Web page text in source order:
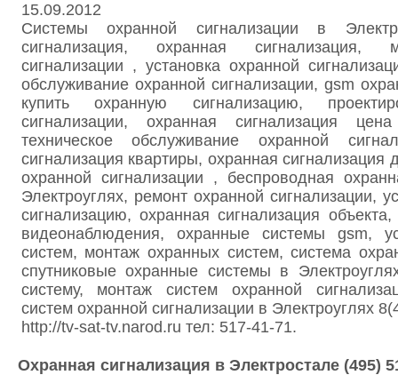
15.09.2012
Системы охранной сигнализации в
сигнализация, охранная сигнализация,
сигнализации , установка охранной
обслуживание охранной сигнализации, gsm
купить охранную сигнализацию,
сигнализации, охранная сигнализация
техническое обслуживание охранной
сигнализация квартиры, охранная сигнализация
охранной сигнализации , беспроводная
Электроуглях, ремонт охранной сигнализации,
сигнализацию, охранная сигнализация
видеонаблюдения, охранные системы gsm,
систем, монтаж охранных систем, система
спутниковые охранные системы в
систему, монтаж систем охранной
систем охранной сигнализации в Электроуглях
http://tv-sat-tv.narod.ru тел: 517-41-71.
Охранная сигнализация в Электростале (495)